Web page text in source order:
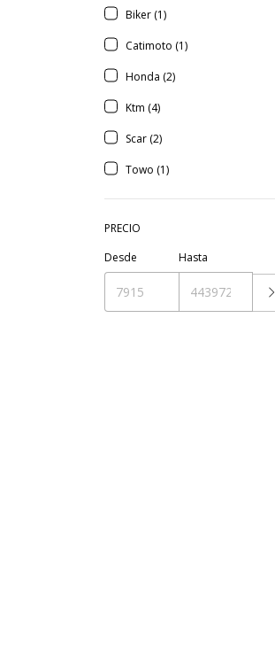
Biker (1)
Catimoto (1)
Honda (2)
Ktm (4)
Scar (2)
Towo (1)
PRECIO
Desde
Hasta